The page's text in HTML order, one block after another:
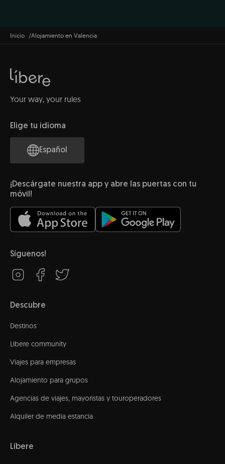
Inicio Alojamiento en Valencia
Your way, your rules
Elige tu idioma
Español
¡Descárgate nuestra app y abre las puertas con tu
móvil!
Síguenos!
Descubre
Destinos
Líbere community
Viajes para empresas
Alojamiento para grupos
Agencias de viajes, mayoristas y touroperadores
Alquiler de media estancia
Líbere